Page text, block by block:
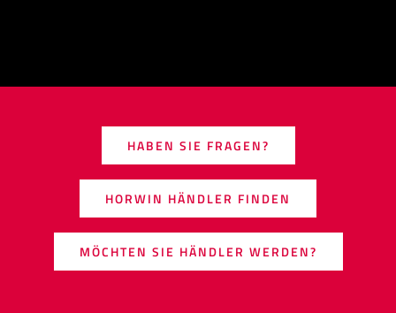
HABEN SIE FRAGEN?
HORWIN HÄNDLER FINDEN
MÖCHTEN SIE HÄNDLER WERDEN?